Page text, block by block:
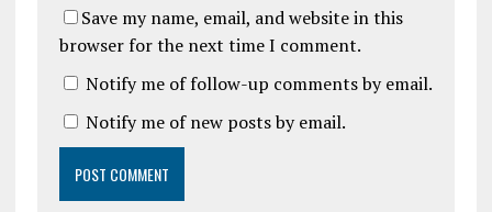
Save my name, email, and website in this
browser for the next time I comment.
Notify me of follow-up comments by email.
Notify me of new posts by email.